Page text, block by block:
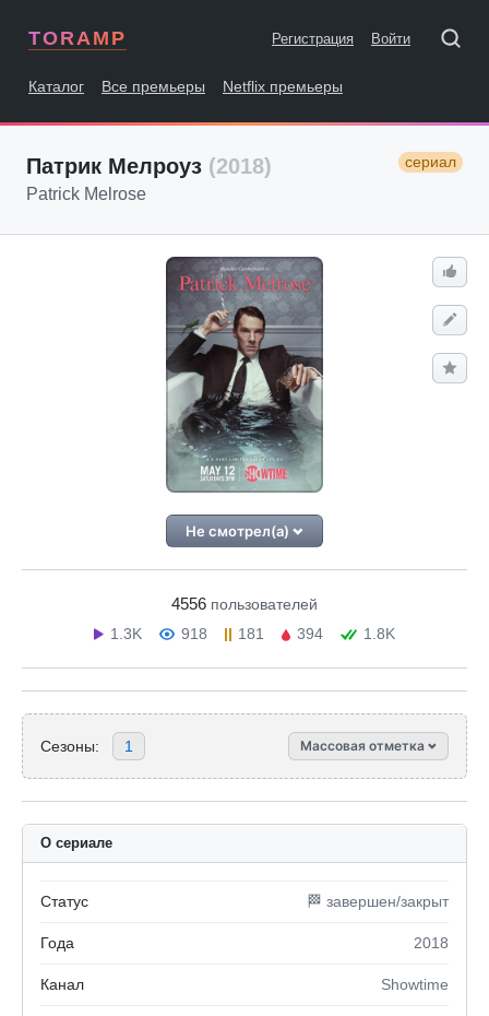
TORAMP Регистрация Войти
Каталог Все премьеры Netflix премьеры
Патрик Мелроуз (2018) сериал
Patrick Melrose
Не смотрел(а)
4556 пользователей
1.3K
918 181 394 1.8K
Сезоны: 1 Массовая отметка
О сериале
Статус 🏁 завершен/закрыт
Года 2018
Канал Showtime